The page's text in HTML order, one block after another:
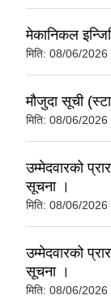
मेकानिकल
मिति: 08/06/2026
मौजुदा सूची
मिति: 08/06/2026
उम्मेदवारको
सूचना ।
मिति: 08/06/2026
उम्मेदवारको
सूचना ।
मिति: 08/06/2026